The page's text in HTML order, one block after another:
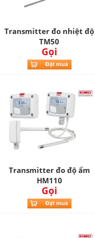
Transmitter đo nhiệt độ
TM50
Gọi
Transmitter đo độ ẩm
HM110
Gọi